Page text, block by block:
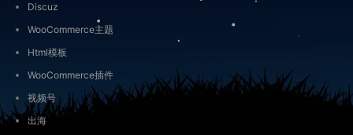
Discuz
WooCommerce主题
Html模板
WooCommerce插件
视频号
出海